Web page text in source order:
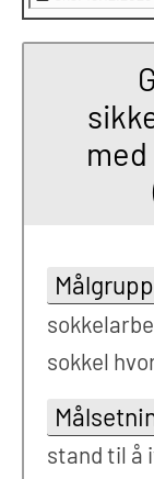
sokkel
stand til å